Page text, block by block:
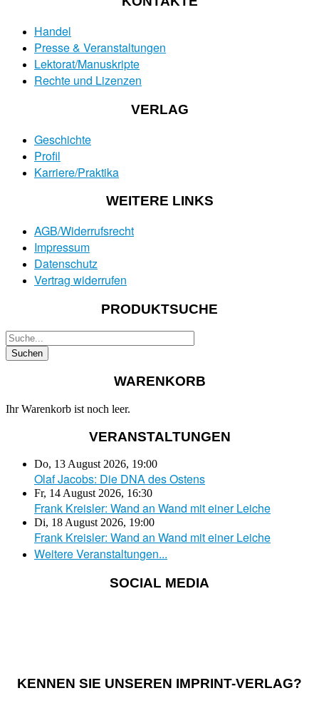
Handel
Presse & Veranstaltungen
Lektorat/Manuskripte
Rechte und Lizenzen
VERLAG
Geschichte
Profil
Karriere/Praktika
WEITERE LINKS
AGB/Widerrufsrecht
Impressum
Datenschutz
Vertrag widerrufen
PRODUKTSUCHE
WARENKORB
Ihr Warenkorb ist noch leer.
VERANSTALTUNGEN
Do, 13 August 2026, 19:00
Olaf Jacobs: Die DNA des Ostens
Fr, 14 August 2026, 16:30
Frank Kreisler: Wand an Wand mit einer Leiche
Di, 18 August 2026, 19:00
Frank Kreisler: Wand an Wand mit einer Leiche
Weitere Veranstaltungen...
SOCIAL MEDIA
KENNEN SIE UNSEREN IMPRINT-VERLAG?